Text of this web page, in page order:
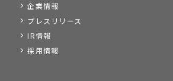
企業情報
プレスリリース
IR情報
採用情報